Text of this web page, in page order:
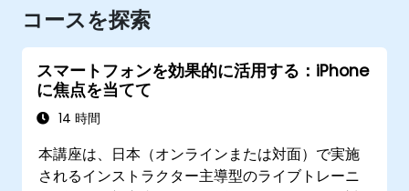
コースを探索
スマートフォンを効果的に活用する：iPhone
に焦点を当てて
14 時間
本講座は、日本（オンラインまたは対面）で実施
されるインストラクター主導型のライブトレーニ